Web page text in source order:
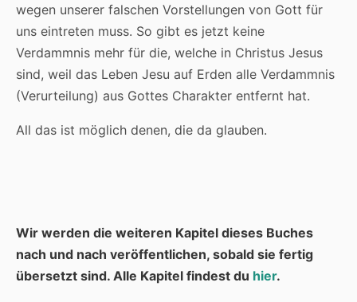
wegen unserer falschen Vorstellungen von Gott für
uns eintreten muss. So gibt es jetzt keine
Verdammnis mehr für die, welche in Christus Jesus
sind, weil das Leben Jesu auf Erden alle Verdammnis
(Verurteilung) aus Gottes Charakter entfernt hat.
All das ist möglich denen, die da glauben.
Wir werden die weiteren Kapitel dieses Buches
nach und nach veröffentlichen, sobald sie fertig
übersetzt sind. Alle Kapitel findest du hier.